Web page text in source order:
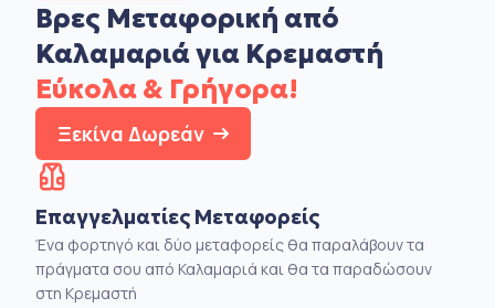
Βρες Μεταφορική από
Καλαμαριά για Κρεμαστή
Εύκολα & Γρήγορα!
Ξεκίνα Δωρεάν
Επαγγελματίες Μεταφορείς
Ένα φορτηγό και δύο μεταφορείς θα παραλάβουν τα
πράγματα σου από Καλαμαριά και θα τα παραδώσουν
στη Κρεμαστή